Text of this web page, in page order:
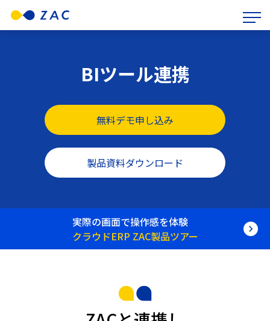
BIツール連携
無料デモ申し込み
製品資料ダウンロード
実際の画面で操作感を体験
クラウドERP ZAC製品ツアー